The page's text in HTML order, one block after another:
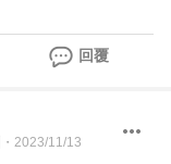
回覆
・ 2023/11/13